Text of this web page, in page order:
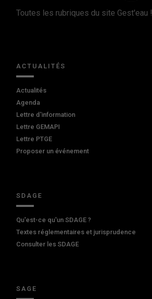
Toutes les rubriques du site Gest'eau !
ACTUALITÉS
Actualités
Agenda
Lettre d'information
Lettre GEMAPI
Lettre PTGE
Proposer un événement
SDAGE
Qu'est-ce qu'un SDAGE ?
Textes réglementaires et jurisprudence
Consulter les SDAGE
SAGE